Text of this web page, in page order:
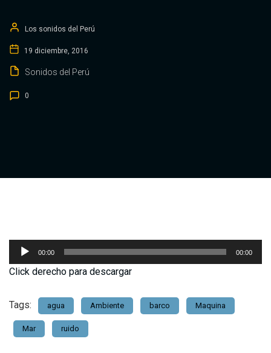
Los sonidos del Perú
19 diciembre, 2016
Sonidos del Perú
0
Reproductor
de
audio
00:00 00:00
Click derecho para descargar
Tags: agua Ambiente barco Maquina
Mar ruido